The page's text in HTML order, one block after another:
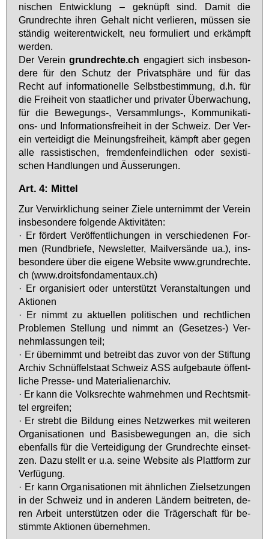
ni­schen Ent­wick­lung – ge­knüpft sind. Da­mit die
Grund­rech­te ih­ren Ge­halt nicht ver­lie­ren, müs­sen sie
stän­dig wei­ter­ent­wi­ckelt, neu for­mu­liert und er­kämpft
wer­den.
Der Ver­eingrund­rech­te.ch en­ga­giert sich ins­be­son­
de­re für den Schutz der Pri­vat­sphä­re und für das
Recht auf in­for­ma­tio­nel­le Selbst­be­stim­mung, d.h. für
die Frei­heit von staat­li­cher und pri­va­ter Über­wa­chung,
für die Be­we­gungs-, Ver­samm­lungs-, Kom­mu­ni­ka­ti­
ons- und In­for­ma­ti­ons­frei­heit in der Schweiz. Der Ver­
ein ver­tei­digt die Mei­nungs­frei­heit, kämpft aber ge­gen
al­le ras­sis­ti­schen, frem­den­feind­li­chen oder se­xis­ti­
schen Hand­lun­gen und Äus­se­run­gen.
Art. 4: Mittel
Zur Ver­wirk­li­chung sei­ner Zie­le un­ter­nimmt der Ver­ein
ins­be­son­de­re fol­gen­de Ak­ti­vi­tä­ten:
· Er för­dert Ver­öf­fent­li­chun­gen in ver­schie­de­nen For­
men (Rund­brie­fe, News­let­ter, Mail­vers­än­de ua.), ins­
be­son­de­re über die ei­ge­ne Web­site www.​gru​ndre​chte.​
ch (www.​dro​itsf​onda​ment​aux.​ch)
· Er or­ga­ni­siert oder un­ter­stützt Ver­an­stal­tun­gen und
Ak­tio­nen
· Er nimmt zu ak­tu­el­len po­li­ti­schen und recht­li­chen
Pro­ble­men Stel­lung und nimmt an (Ge­set­zes-) Ver­
nehm­las­sun­gen teil;
· Er über­nimmt und be­treibt das zu­vor von der Stif­tung
Ar­chiv Schnüf­fel­staat Schweiz ASS auf­ge­bau­te öf­fent­
li­che Pres­se- und Ma­te­ria­li­en­ar­chiv.
· Er kann die Volks­rech­te wahr­neh­men und Rechts­mit­
tel er­grei­fen;
· Er strebt die Bil­dung ei­nes Netz­wer­kes mit wei­te­ren
Or­ga­ni­sa­tio­nen und Ba­sis­be­we­gun­gen an, die sich
eben­falls für die Ver­tei­di­gung der Grund­rech­te ein­set­
zen. Da­zu stellt er u.a. sei­ne Web­site als Platt­form zur
Ver­fü­gung.
· Er kann Or­ga­ni­sa­tio­nen mit ähn­li­chen Ziel­set­zun­gen
in der Schweiz und in an­de­ren Län­dern bei­tre­ten, de­
ren Ar­beit un­ter­stüt­zen oder die Trä­ger­schaft für be­
stimm­te Ak­tio­nen über­neh­men.